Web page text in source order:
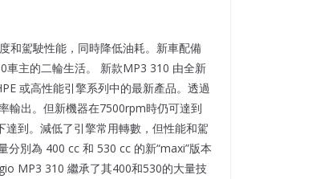
和駕駛性能，同時降低油耗。新車配備
車主的二輪生活。 新款MP3 310 由全新
或高性能引擎系列中的最新產品。透過
輸出。但新機器在7500rpm時仍可達到
到。減低了引擎常用轉數，但性能和駕
別為 400 cc 和 530 cc 的新“maxi”版本
MP3 310 繼承了其400和530的大量技